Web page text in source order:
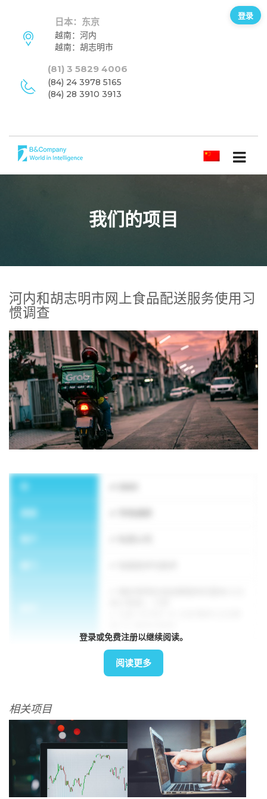
日本：东京
越南：河内
越南：胡志明市
(81) 3 5829 4006
(84) 24 3978 5165
(84) 28 3910 3913
简体中文
我们的项目
河内和胡志明市网上食品配送服务使用习
惯调查
类型
在线调查
登录或免费注册以继续阅读。
阅读更多
相关项目
登录
订阅新闻通讯